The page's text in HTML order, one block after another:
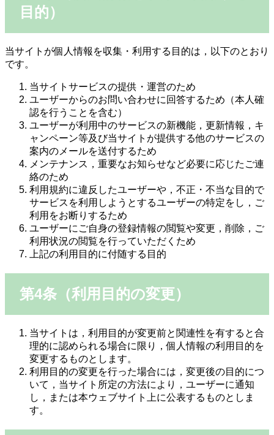
目的）
当サイトが個人情報を収集・利用する目的は，以下のとおり
です。
当サイトサービスの提供・運営のため
ユーザーからのお問い合わせに回答するため（本人確
認を行うことを含む）
ユーザーが利用中のサービスの新機能，更新情報，キ
ャンペーン等及び当サイトが提供する他のサービスの
案内のメールを送付するため
メンテナンス，重要なお知らせなど必要に応じたご連
絡のため
利用規約に違反したユーザーや，不正・不当な目的で
サービスを利用しようとするユーザーの特定をし，ご
利用をお断りするため
ユーザーにご自身の登録情報の閲覧や変更，削除，ご
利用状況の閲覧を行っていただくため
上記の利用目的に付随する目的
第4条（利用目的の変更）
当サイトは，利用目的が変更前と関連性を有すると合
理的に認められる場合に限り，個人情報の利用目的を
変更するものとします。
利用目的の変更を行った場合には，変更後の目的につ
いて，当サイト所定の方法により，ユーザーに通知
し，または本ウェブサイト上に公表するものとしま
す。